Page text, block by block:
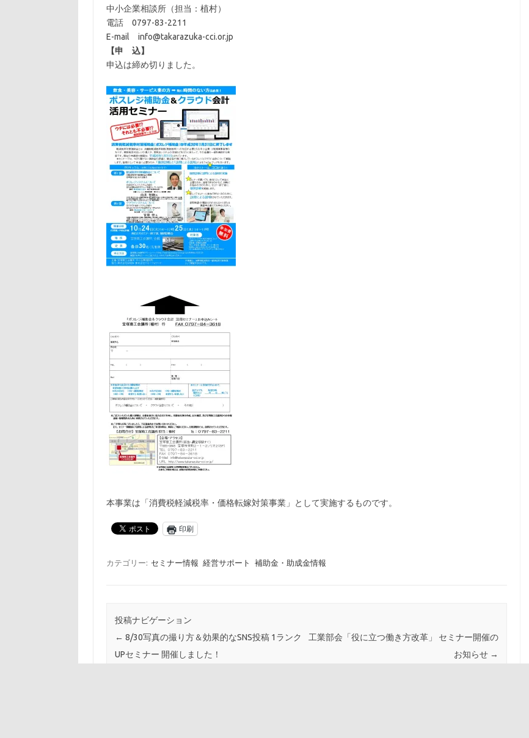
中小企業相談所（担当：植村）
電話 0797-83-2211
E-mail info@takarazuka-cci.or.jp
【申 込】
申込は締め切りました。
本事業は「消費税軽減税率・価格転嫁対策事業」として実施するものです。
印刷
カテゴリー: セミナー情報 経営サポート 補助金・助成金情報
投稿ナビゲーション
← 8/30写真の撮り方＆効果的なSNS投稿 1ランク
UPセミナー 開催しました！
工業部会「役に立つ働き方改革」 セミナー開催の
お知らせ →